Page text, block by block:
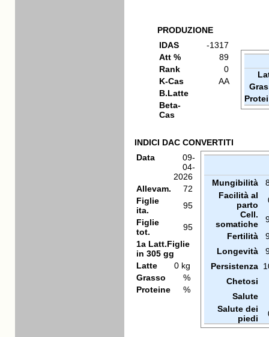
PRODUZIONE
IDAS
-1317
Att %
89
Rank
0
K-Cas
AA
B.Latte
Beta-
Cas
INDICI DAC CONVERTITI
Data
09-
04-
2026
Allevam.
72
Figlie
ita.
95
Figlie
tot.
95
1a Latt.Figlie
in 305 gg
Latte
0 kg
Grasso
%
Proteine
%
Mungibilità
Facilità al
parto
Cell.
somatiche
Fertilità
Longevità
Persistenza
Chetosi
Salute
Salute dei
piedi